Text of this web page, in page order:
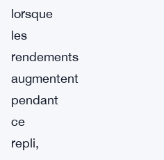
lorsque
les
rendements
augmentent
pendant
ce
repli,